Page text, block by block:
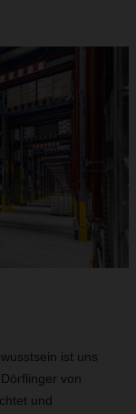
ist uns
von
und